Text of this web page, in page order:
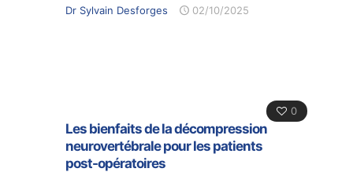
Dr Sylvain Desforges 02/10/2025
0
Les bienfaits de la décompression
neurovertébrale pour les patients
post-opératoires